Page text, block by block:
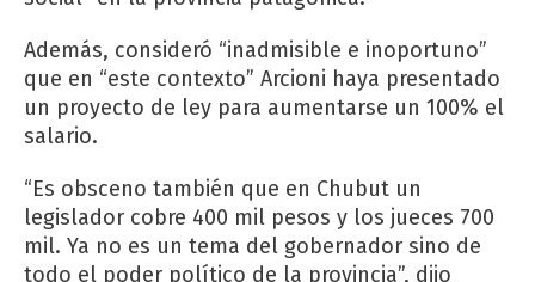
Además, consideró “inadmisible e inoportuno”
que en “este contexto” Arcioni haya presentado
un proyecto de ley para aumentarse un 100% el
salario.
“Es obsceno también que en Chubut un
legislador cobre 400 mil pesos y los jueces 700
mil. Ya no es un tema del gobernador sino de
todo el poder político de la provincia”, dijo